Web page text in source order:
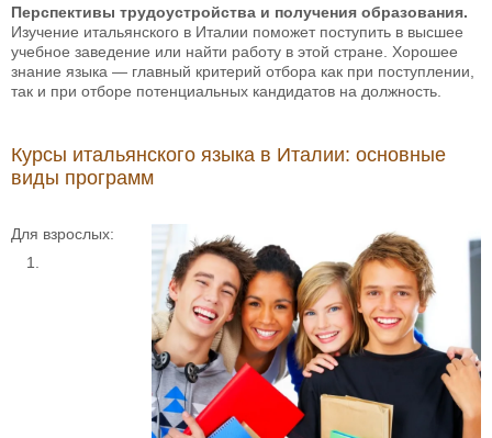
Перспективы трудоустройства и получения образования.
Изучение итальянского в Италии поможет поступить в высшее
учебное заведение или найти работу в этой стране. Хорошее
знание языка — главный критерий отбора как при поступлении,
так и при отборе потенциальных кандидатов на должность.
Курсы итальянского языка в Италии: основные
виды программ
Для взрослых: